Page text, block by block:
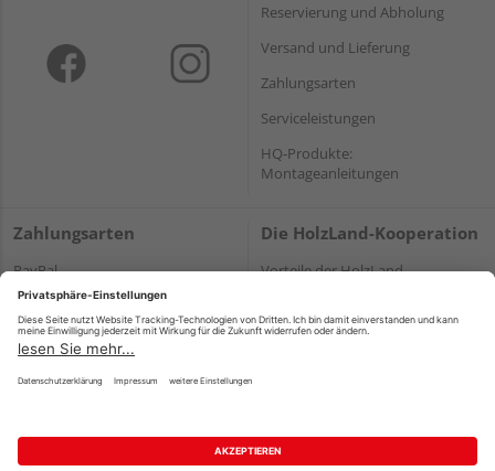
Reservierung und Abholung
Versand und Lieferung
Zahlungsarten
Serviceleistungen
HQ-Produkte:
Montageanleitungen
Zahlungsarten
PayPal
Onlineüberweisung
Kreditkarte
Rechnung*
Die HolzLand-Kooperation
Vorteile der HolzLand-
HolzLand – eine starke
Bauanleitungen